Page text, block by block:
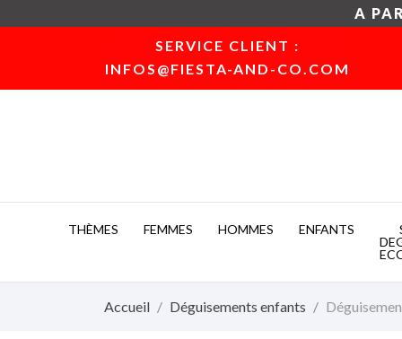
A
SERVICE CLIENT :
INFOS@FIESTA-AND-CO.COM
THÈMES FEMMES HOMMES ENFANTS
Accueil Déguisements enfants